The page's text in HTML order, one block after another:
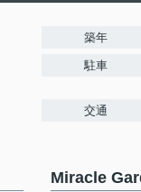
築年
駐車
交通
Miracle